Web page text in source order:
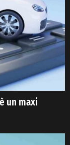
un maxi